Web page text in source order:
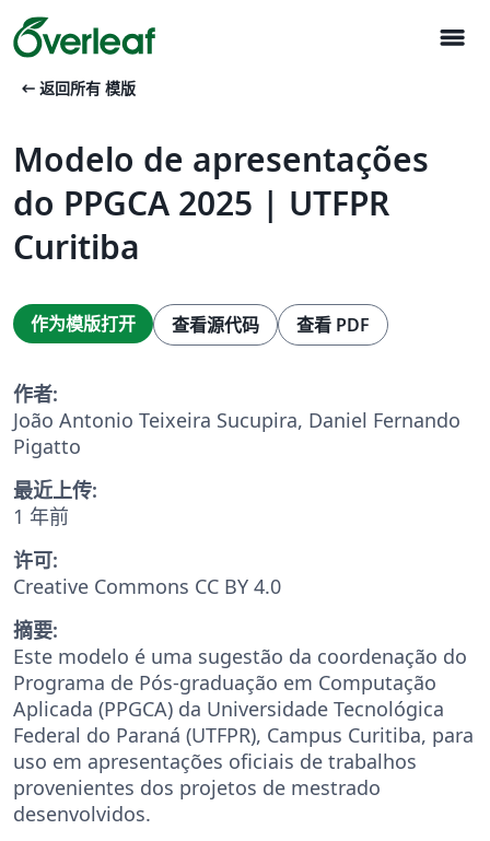
menu
arrow_left_alt 返回所有 模版
Modelo de apresentações
do PPGCA 2025 | UTFPR
Curitiba
作为模版打开 查看源代码 查看 PDF
作者:
João Antonio Teixeira Sucupira, Daniel Fernando
Pigatto
最近上传:
1 年前
许可:
Creative Commons CC BY 4.0
摘要:
Este modelo é uma sugestão da coordenação do
Programa de Pós-graduação em Computação
Aplicada (PPGCA) da Universidade Tecnológica
Federal do Paraná (UTFPR), Campus Curitiba, para
uso em apresentações oficiais de trabalhos
provenientes dos projetos de mestrado
desenvolvidos.